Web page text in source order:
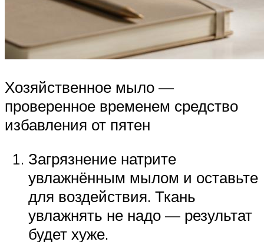
Хозяйственное мыло —
проверенное временем средство
избавления от пятен
Загрязнение натрите
увлажнённым мылом и оставьте
для воздействия. Ткань
увлажнять не надо — результат
будет хуже.